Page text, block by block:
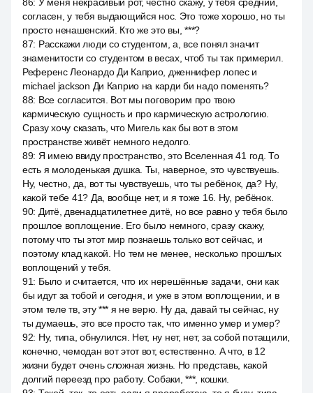
согласен, у тебя выдающийся нос. Это тоже хорошо, но ты
просто ненашенский. Кто же это вы, ***?
87: Расскажи люди со студентом, а, все понял значит
знаменитости со студентом в весах, чтоб ты так примерил.
Референс Леонардо Ди Каприо, дженнифер лопес и
michael jackson Ди Каприо на карди би надо поменять?
88: Все согласится. Вот мы поговорим про твою
кармическую сущность и про кармическую астрологию.
Сразу хочу сказать, что Мигель как бы вот в этом
пространстве живёт немного недолго.
89: Я имею ввиду пространство, это Вселенная 41 год. То
есть я молоденькая душка. Ты, наверное, это чувствуешь.
Ну, честно, да, вот ты чувствуешь, что ты ребёнок, да? Ну,
какой тебе 41? Да, вообще нет, и я тоже 16. Ну, ребёнок.
90: Дитё, двенадцатилетнее дитё, но все равно у тебя было
прошлое воплощение. Его было немного, сразу скажу,
потому что ты этот мир познаешь только вот сейчас, и
поэтому клад какой. Но тем не менее, несколько прошлых
воплощений у тебя.
91: Было и считается, что их нерешённые задачи, они как
бы идут за тобой и сегодня, и уже в этом воплощении, и в
этом теле тв, эту *** я не верю. Ну да, давай ты сейчас, ну
ты думаешь, это все просто так, что именно умер и умер?
92: Ну, типа, обнулился. Нет, ну нет, нет, за собой потащили,
конечно, чемодан вот этот вот, естественно. А что, в 12
жизни будет очень сложная жизнь. Но представь, какой
долгий переезд про работу. Собаки, ***, кошки.